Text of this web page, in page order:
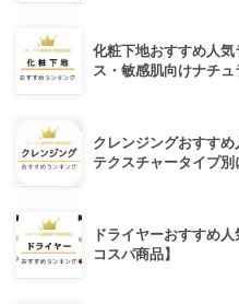
化粧下地おすすめ人
ス・敏感肌向けナチュ
クレンジングおすす
テクスチャータイプ別
ドライヤーおすすめ
コスパ商品】